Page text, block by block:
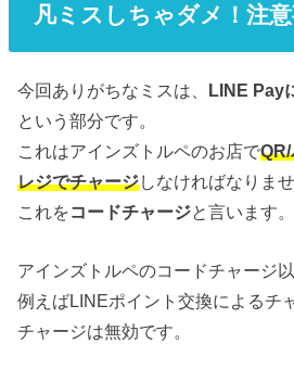
凡ミスしちゃダメ！注意
今回ありがちなミスは、 LINE Pay
という部分です。
これはアインズトルペのお店で
レジでチャージしなければなりませ
これをコードチャージと言います。
アインズトルペのコードチャージ
例えばLINEポイント交換によるチ
チャージは無効です。